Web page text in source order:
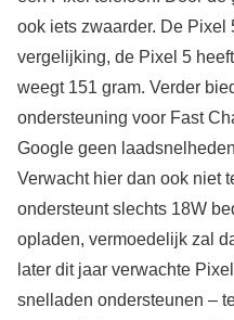
ook iets zwaarder. De Pixel
vergelijking, de Pixel 5
weegt 151 gram. Verder
ondersteuning voor Fast
Google geen
Verwacht hier dan ook niet
ondersteunt slechts 18W
opladen, vermoedelijk zal
later dit jaar verwachte
snelladen ondersteunen –